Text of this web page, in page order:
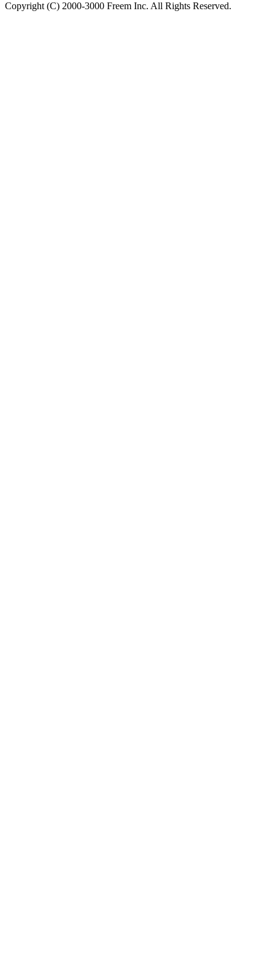
Copyright (C) 2000-3000 Freem Inc. All Rights Reserved.